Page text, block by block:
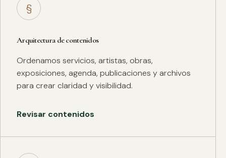
§
Arquitectura de contenidos
Ordenamos servicios, artistas, obras,
exposiciones, agenda, publicaciones y archivos
para crear claridad y visibilidad.
Revisar contenidos